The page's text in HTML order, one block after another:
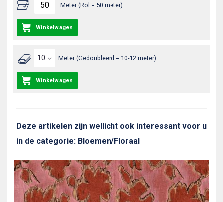
Meter (Rol = 50 meter)
Winkelwagen
Meter (Gedoubleerd = 10-12 meter)
Winkelwagen
Deze artikelen zijn wellicht ook interessant voor u
in de categorie: Bloemen/Floraal